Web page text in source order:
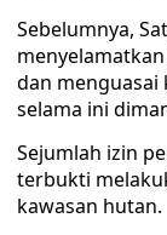
Sebelumnya,
dan menguasai
selama ini
Sejumlah izin
terbukti
kawasan hutan.